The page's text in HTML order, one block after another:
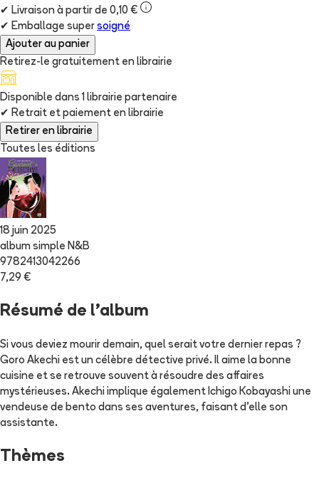
✔ Livraison à partir de 0,10 €
✔ Emballage super soigné
Ajouter au panier
Retirez-le gratuitement en librairie
Disponible dans 1 librairie partenaire
✔ Retrait et paiement en librairie
Retirer en librairie
Toutes les éditions
18 juin 2025
album simple N&B
9782413042266
7,29 €
Résumé de l'album
Si vous deviez mourir demain, quel serait votre dernier repas ?
Goro Akechi est un célèbre détective privé. Il aime la bonne
cuisine et se retrouve souvent à résoudre des affaires
mystérieuses. Akechi implique également Ichigo Kobayashi une
vendeuse de bento dans ses aventures, faisant d'elle son
assistante.
Thèmes